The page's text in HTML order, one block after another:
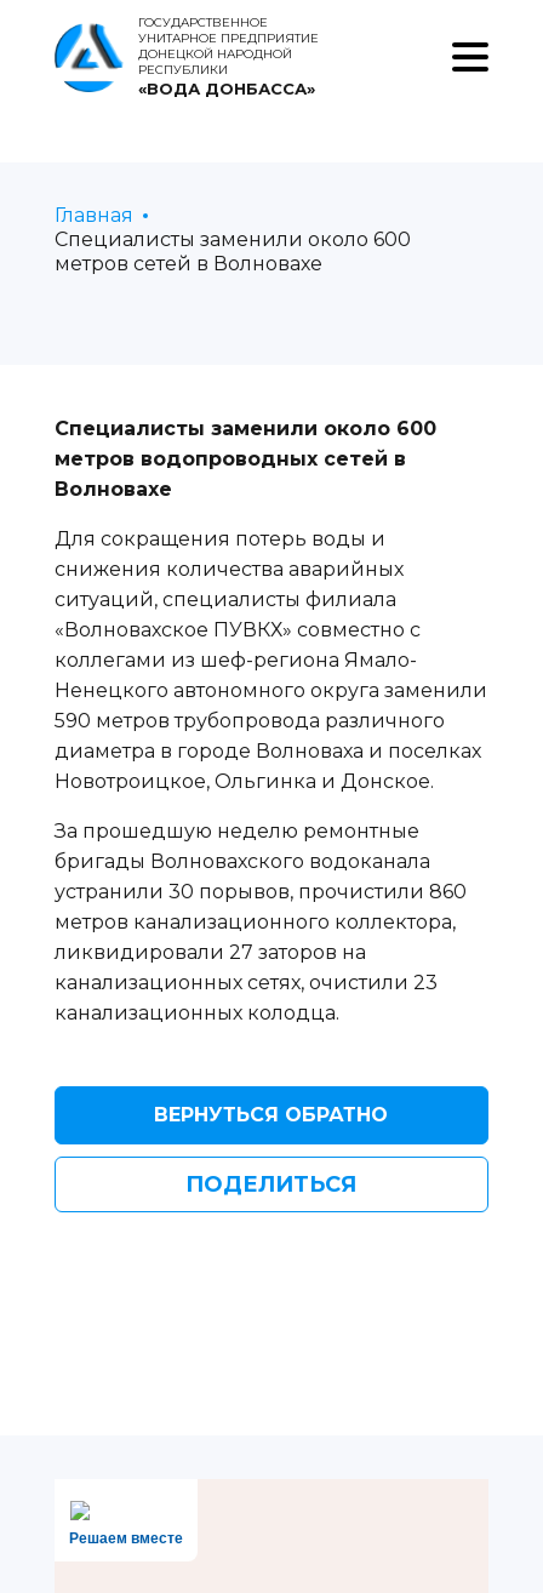
ГОСУДАРСТВЕННОЕ
УНИТАРНОЕ ПРЕДПРИЯТИЕ
ДОНЕЦКОЙ НАРОДНОЙ
РЕСПУБЛИКИ
«ВОДА ДОНБАССА»
Главная
Специалисты заменили около 600
метров сетей в Волновахе
Специалисты заменили около 600
метров водопроводных сетей в
Волновахе
Для сокращения потерь воды и
снижения количества аварийных
ситуаций, специалисты филиала
«Волновахское ПУВКХ» совместно с
коллегами из шеф-региона Ямало-
Ненецкого автономного округа заменили
590 метров трубопровода различного
диаметра в городе Волноваха и поселках
Новотроицкое, Ольгинка и Донское.
За прошедшую неделю ремонтные
бригады Волновахского водоканала
устранили 30 порывов, прочистили 860
метров канализационного коллектора,
ликвидировали 27 заторов на
канализационных сетях, очистили 23
канализационных колодца.
ВЕРНУТЬСЯ ОБРАТНО
ПОДЕЛИТЬСЯ
Решаем вместе